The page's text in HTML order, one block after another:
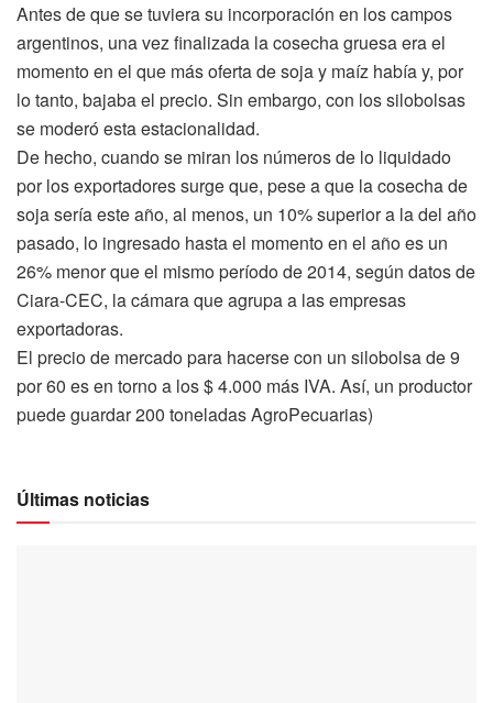
Antes de que se tuviera su incorporación en los campos
argentinos, una vez finalizada la cosecha gruesa era el
momento en el que más oferta de soja y maíz había y, por
lo tanto, bajaba el precio. Sin embargo, con los silobolsas
se moderó esta estacionalidad.
De hecho, cuando se miran los números de lo liquidado
por los exportadores surge que, pese a que la cosecha de
soja sería este año, al menos, un 10% superior a la del año
pasado, lo ingresado hasta el momento en el año es un
26% menor que el mismo período de 2014, según datos de
Ciara-CEC, la cámara que agrupa a las empresas
exportadoras.
El precio de mercado para hacerse con un silobolsa de 9
por 60 es en torno a los $ 4.000 más IVA. Así, un productor
puede guardar 200 toneladas AgroPecuarias)
Últimas noticias